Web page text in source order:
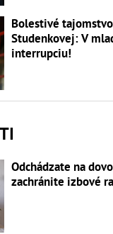
Bolestivé
Studenkovej: V
interrupciu!
Odchádzate na
zachránite izbové